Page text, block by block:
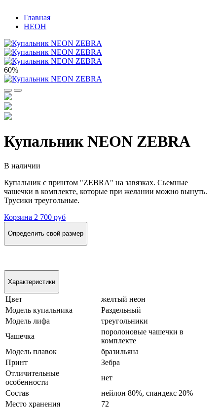
Главная
НЕОН
60%
Купальник NEON ZEBRA
В наличии
Купальник с принтом "ZEBRA" на завязках. Сьемные
чашечки в комплекте, которые при желании можно вынуть.
Трусики треугольные.
Корзина 2 700 руб
Определить свой размер
Характеристики
Цвет
желтый неон
Модель купальника
Раздельный
Модель лифа
треугольники
Чашечка
поролоновые чашечки в
комплекте
Модель плавок
бразильяна
Принт
Зебра
Отличительные
особенности
нет
Состав
нейлон 80%, спандекс 20%
Место хранения
72